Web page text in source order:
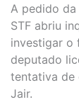
A pedido da
STF abriu
investigar o
deputado
tentativa de
Jair.